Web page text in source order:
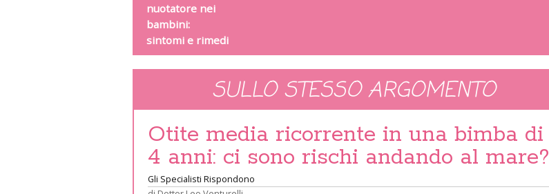
nuotatore nei
bambini:
sintomi e rimedi
SULLO STESSO ARGOMENTO
Otite media ricorrente in una bimba di
4 anni: ci sono rischi andando al mare?
Gli Specialisti Rispondono